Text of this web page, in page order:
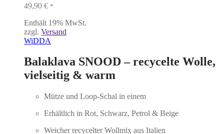
49,90 € *
Enthält 19% MwSt.
zzgl. Versand
WiDDA
Balaklava SNOOD – recycelte Wolle,
vielseitig & warm
Mütze und Loop-Schal in einem
Erhältlich in Rot, Schwarz, Petrol & Beige
Weicher recycelter Wollmix aus Italien